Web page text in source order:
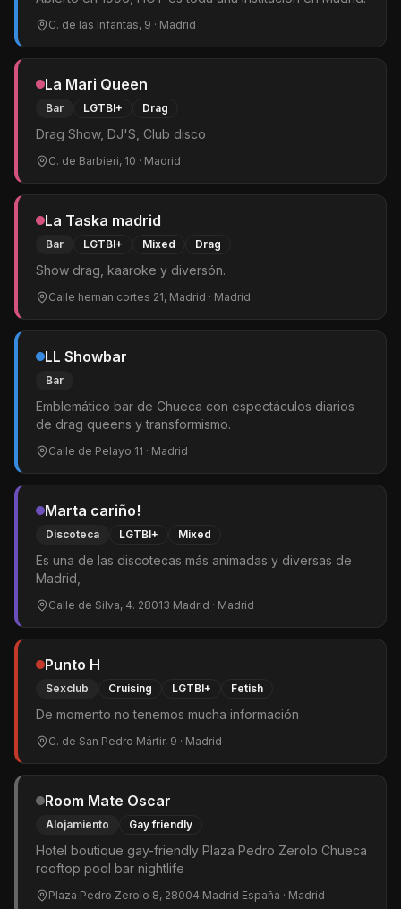
C. de las Infantas, 9 · Madrid
La Mari Queen
Bar LGTBI+ Drag
Drag Show, DJ'S, Club disco
C. de Barbieri, 10 · Madrid
La Taska madrid
Bar LGTBI+ Mixed Drag
Show drag, kaaroke y diversón.
Calle hernan cortes 21, Madrid · Madrid
LL Showbar
Bar
Emblemático bar de Chueca con espectáculos diarios
de drag queens y transformismo.
Calle de Pelayo 11 · Madrid
Marta cariño!
Discoteca LGTBI+ Mixed
Es una de las discotecas más animadas y diversas de
Madrid,
Calle de Silva, 4. 28013 Madrid · Madrid
Punto H
Sexclub Cruising LGTBI+ Fetish
De momento no tenemos mucha información
C. de San Pedro Mártir, 9 · Madrid
Room Mate Oscar
Alojamiento Gay friendly
Hotel boutique gay-friendly Plaza Pedro Zerolo Chueca
rooftop pool bar nightlife
Plaza Pedro Zerolo 8, 28004 Madrid España · Madrid